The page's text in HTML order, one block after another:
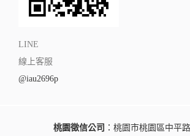
LINE
線上客服
@iau2696p
桃園徵信公司 ：桃園市桃園區中平